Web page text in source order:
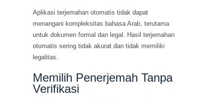
Aplikasi terjemahan otomatis tidak dapat
menangani kompleksitas bahasa Arab, terutama
untuk dokumen formal dan legal. Hasil terjemahan
otomatis sering tidak akurat dan tidak memiliki
legalitas.
Memilih Penerjemah Tanpa
Verifikasi